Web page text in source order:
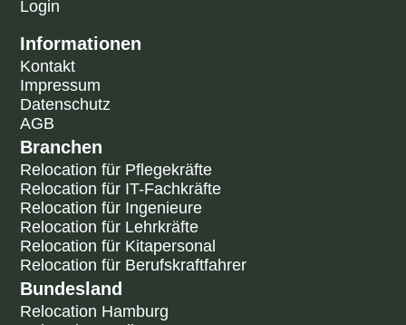
Login
Informationen
Kontakt
Impressum
Datenschutz
AGB
Branchen
Relocation für Pflegekräfte
Relocation für IT-Fachkräfte
Relocation für Ingenieure
Relocation für Lehrkräfte
Relocation für Kitapersonal
Relocation für Berufskraftfahrer
Bundesland
Relocation Hamburg